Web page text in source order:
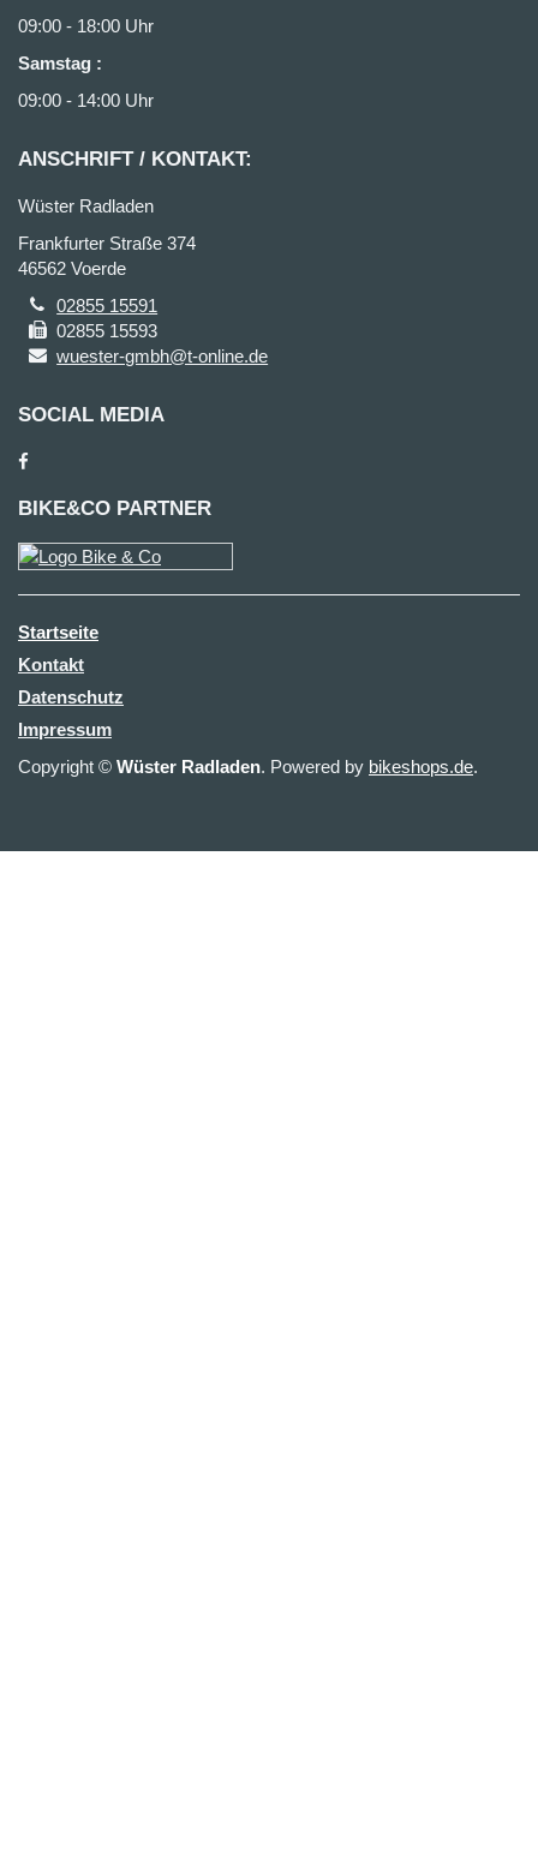
09:00 - 18:00 Uhr
Samstag :
09:00 - 14:00 Uhr
ANSCHRIFT / KONTAKT:
Wüster Radladen
Frankfurter Straße 374
46562 Voerde
02855 15591
02855 15593
wuester-gmbh@t-online.de
SOCIAL MEDIA
BIKE&CO PARTNER
Startseite
Kontakt
Datenschutz
Impressum
Copyright © Wüster Radladen. Powered by bikeshops.de.